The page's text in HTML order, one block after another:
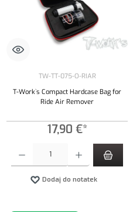
TW-TT-075-O-RIAR
T-Work`s Compact Hardcase Bag for
Ride Air Remover
17,90 €*
Dodaj do notatek